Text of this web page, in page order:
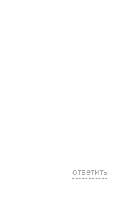
ответить